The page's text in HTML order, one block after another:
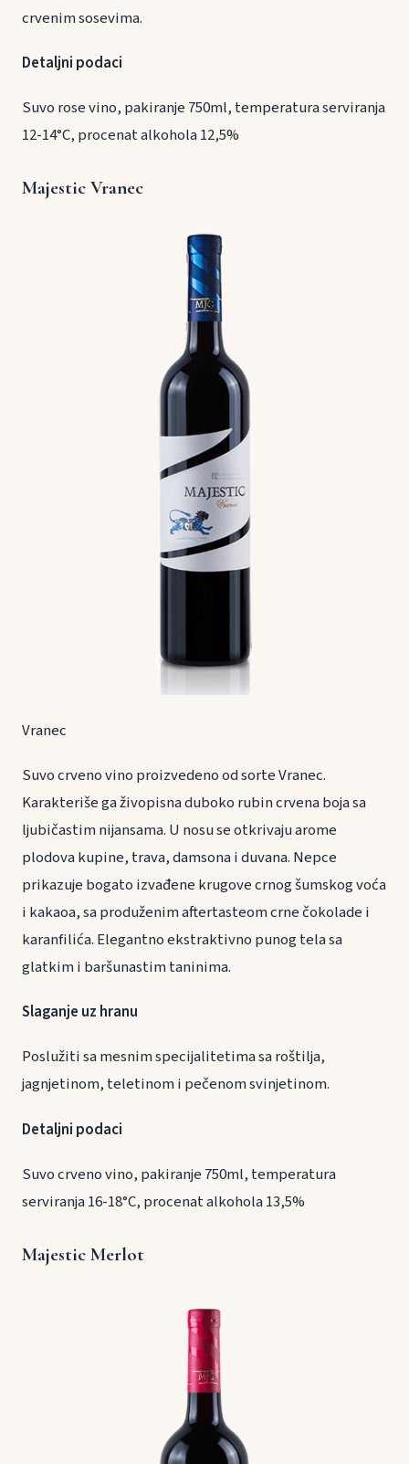
crvenim sosevima.
Detaljni podaci
Suvo rose vino, pakiranje 750ml, temperatura serviranja
12-14°C, procenat alkohola 12,5%
Majestic Vranec
Vranec
Suvo crveno vino proizvedeno od sorte Vranec.
Karakteriše ga živopisna duboko rubin crvena boja sa
ljubičastim nijansama. U nosu se otkrivaju arome
plodova kupine, trava, damsona i duvana. Nepce
prikazuje bogato izvađene krugove crnog šumskog voća
i kakaoa, sa produženim aftertasteom crne čokolade i
karanfilića. Elegantno ekstraktivno punog tela sa
glatkim i baršunastim taninima.
Slaganje uz hranu
Poslužiti sa mesnim specijalitetima sa roštilja,
jagnjetinom, teletinom i pečenom svinjetinom.
Detaljni podaci
Suvo crveno vino, pakiranje 750ml, temperatura
serviranja 16-18°C, procenat alkohola 13,5%
Majestic Merlot